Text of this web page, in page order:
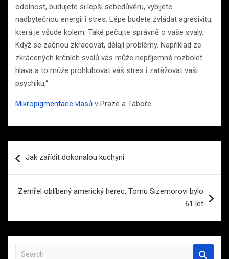
odolnost, budujete si lepší sebedůvěru, vybijete
nadbytečnou energii i stres. Lépe budete zvládat agresivitu,
která je všude kolem. Také pečujte správně o vaše svaly.
Když se začnou zkracovat, dělají problémy. Například ze
zkrácených krčních svalů vás může nepříjemně rozbolet
hlava a to může prohlubovat váš stres i zatěžovat vaši
psychiku,“
Mikropigmentace vlasů v Praze a Táboře.
proJak zařídit dokonalou kuchyni
Zemřel oblíbený americký herec, Tomu Sizemorovi bylo
61 let